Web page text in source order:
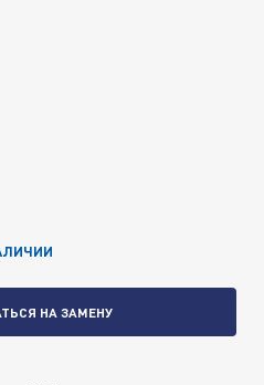
НА ЗАМЕНУ